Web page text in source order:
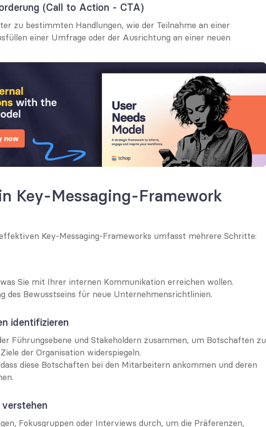
(Call to Action - CTA)
zu bestimmten Handlungen, wie der Teilnahme an einer
einer Umfrage oder der Ausrichtung an einer neuen
Key-Messaging-Framework
Key-Messaging-Frameworks umfasst mehrere Schritte:
Sie mit Ihrer internen Kommunikation erreichen wollen.
des Bewusstseins für neue Unternehmensrichtlinien.
identifizieren
Führungsebene und Stakeholdern zusammen, um Botschaften zu
der Organisation widerspiegeln.
diese Botschaften bei den Mitarbeitern ankommen und deren
Fokusgruppen oder Interviews durch, um die Präferenzen,